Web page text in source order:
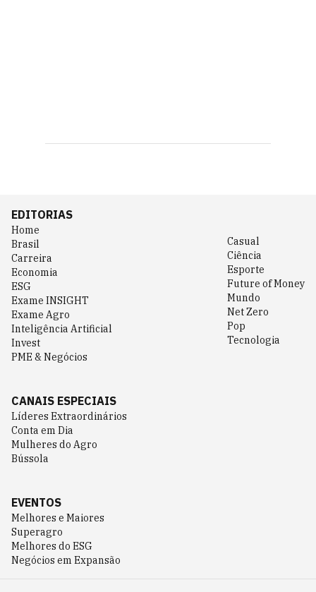
EDITORIAS
Home
Brasil
Carreira
Economia
ESG
Exame INSIGHT
Exame Agro
Inteligência Artificial
Invest
PME & Negócios
Casual
Ciência
Esporte
Future of Money
Mundo
Net Zero
Pop
Tecnologia
CANAIS ESPECIAIS
Líderes Extraordinários
Conta em Dia
Mulheres do Agro
Bússola
EVENTOS
Melhores e Maiores
Superagro
Melhores do ESG
Negócios em Expansão